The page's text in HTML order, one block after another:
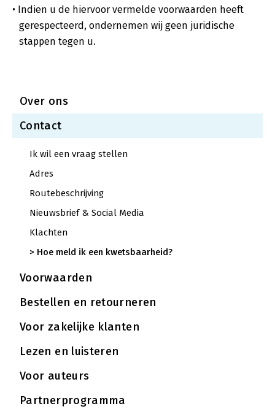
Over ons
Contact
Ik wil een vraag stellen
Adres
Routebeschrijving
Nieuwsbrief & Social Media
Klachten
Hoe meld ik een kwets­baar­heid?
Voorwaarden
Bestellen en retourneren
Voor zakelijke klanten
Lezen en luisteren
Voor auteurs
Partnerprogramma
Indien u de hiervoor vermelde voorwaarden heeft
gerespecteerd, ondernemen wij geen juridische
stappen tegen u.